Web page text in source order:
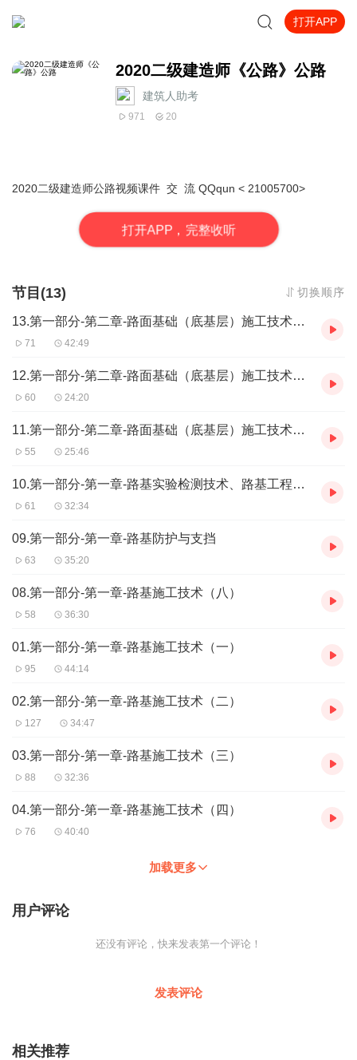
打开APP
2020二级建造师《公路》公路
建筑人助考
971 20
2020二级建造师公路视频课件 交 流 QQqun < 21005700>
打开APP，完整收听
节目(13) 切换顺序
13.第一部分-第二章-路面基础（底基层）施工技术（三）
71 42:49
12.第一部分-第二章-路面基础（底基层）施工技术（二）
60 24:20
11.第一部分-第二章-路面基础（底基层）施工技术（一）
55 25:46
10.第一部分-第一章-路基实验检测技术、路基工程质量通病及防治措施
61 32:34
09.第一部分-第一章-路基防护与支挡
63 35:20
08.第一部分-第一章-路基施工技术（八）
58 36:30
01.第一部分-第一章-路基施工技术（一）
95 44:14
02.第一部分-第一章-路基施工技术（二）
127 34:47
03.第一部分-第一章-路基施工技术（三）
88 32:36
04.第一部分-第一章-路基施工技术（四）
76 40:40
加载更多
用户评论
还没有评论，快来发表第一个评论！
发表评论
相关推荐